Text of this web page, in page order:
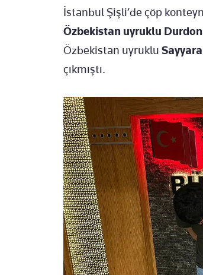
İstanbul Şişli’de çöp
Özbekistan uyruklu
Özbekistan uyruklu
çıkmıştı.